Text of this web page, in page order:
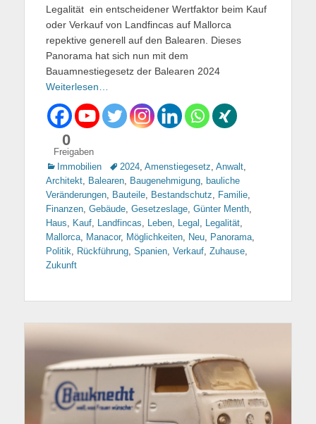
Legalität ein entscheidener Wertfaktor beim Kauf
oder Verkauf von Landfincas auf Mallorca
repektive generell auf den Balearen. Dieses
Panorama hat sich nun mit dem
Bauamnestiegesetz der Balearen 2024
Weiterlesen…
0
Freigaben
Kategorien
Immobilien Tags2024 Amenstiegesetz Anwalt
Architekt
Balearen Baugenehmigung
bauliche
Veränderungen
Bauteile Bestandschutz Familie
Finanzen Gebäude Gesetzeslage Günter Menth
Haus
Kauf Landfincas Leben Legal Legalität
Mallorca
Manacor, Möglichkeiten Neu Panorama
Politik
Rückführung Spanien Verkauf Zuhause
Zukunft